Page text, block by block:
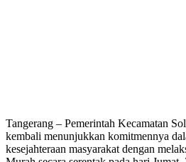
Tangerang – Pemerintah Kecamatan
kembali menunjukkan komitmennya
kesejahteraan masyarakat dengan